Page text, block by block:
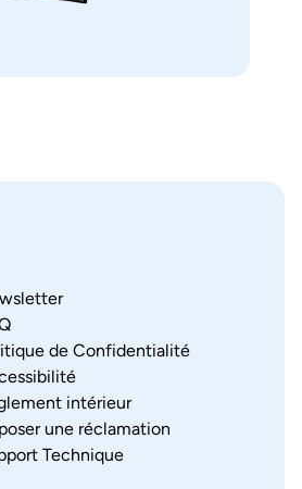
de Confidentialité
intérieur
une réclamation
Technique